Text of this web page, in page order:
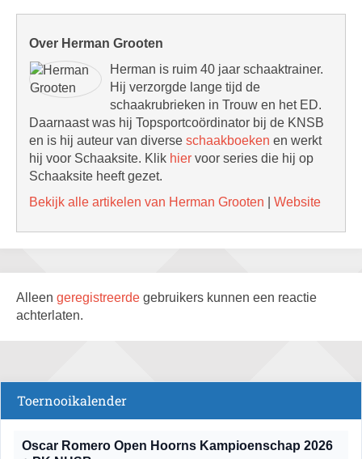
Over Herman Grooten
Herman is ruim 40 jaar schaaktrainer.
Hij verzorgde lange tijd de
schaakrubrieken in Trouw en het ED.
Daarnaast was hij Topsportcoördinator bij de KNSB
en is hij auteur van diverse schaakboeken en werkt
hij voor Schaaksite. Klik hier voor series die hij op
Schaaksite heeft gezet.
Bekijk alle artikelen van Herman Grooten
Website
Alleen geregistreerde gebruikers kunnen een reactie
achterlaten.
Toernooikalender
Oscar Romero Open Hoorns Kampioenschap 2026